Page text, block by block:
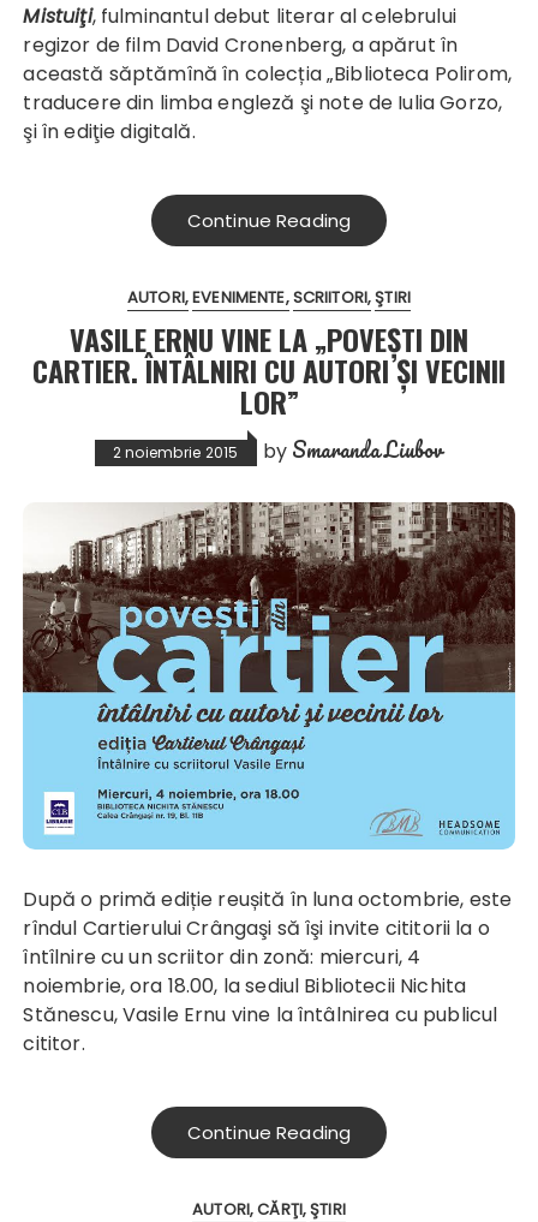
Mistuiţi, fulminantul debut literar al celebrului
regizor de film David Cronenberg, a apărut în
această săptămînă în colecția „Biblioteca Polirom,
traducere din limba engleză şi note de Iulia Gorzo,
şi în ediţie digitală.
Continue Reading
AUTORI EVENIMENTE SCRIITORI ŞTIRI
VASILE ERNU VINE LA „POVEȘTI DIN
CARTIER. ÎNTÂLNIRI CU AUTORI ȘI VECINII
LOR”
2 noiembrie 2015 by Smaranda Liubov
După o primă ediție reușită în luna octombrie, este
rîndul Cartierului Crângaşi să îşi invite cititorii la o
întîlnire cu un scriitor din zonă: miercuri, 4
noiembrie, ora 18.00, la sediul Bibliotecii Nichita
Stănescu, Vasile Ernu vine la întâlnirea cu publicul
cititor.
Continue Reading
AUTORI CĂRŢI ŞTIRI